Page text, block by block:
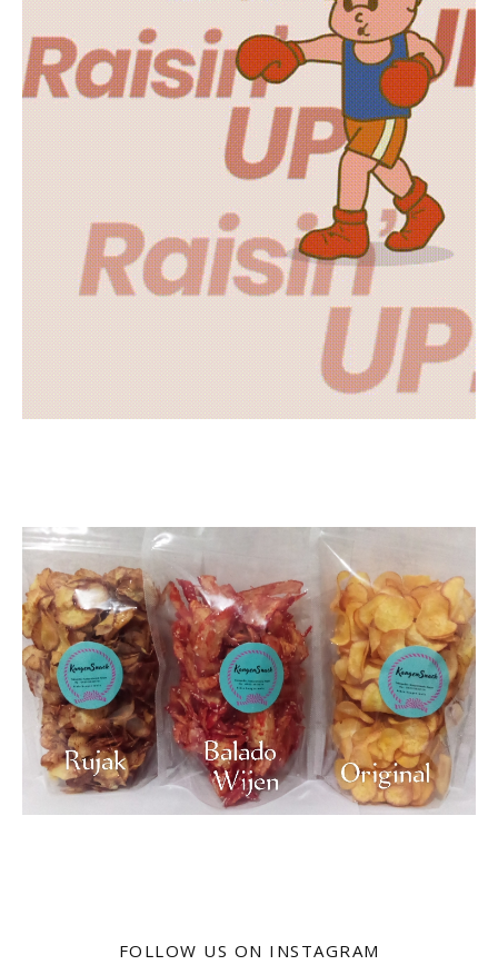
FOLLOW US ON INSTAGRAM